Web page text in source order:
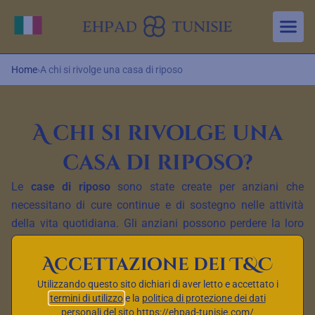
Aller au contenu principal
Cambia lingua
Home›A chi si rivolge una casa di riposo
A chi si rivolge una
casa di riposo?
Le case di ripososono state create per anziani che
necessitano di cure continue e di sostegno nelle attività
della vita quotidiana. Gli anziani possono perdere la loro
autonomia per varie ragioni — invecchiamento,
malattie
croniche , patologie neurologiche o disabilità fisiche. Le
case di riposo sono progettate per rispondere ai bisogni di
coloro che non possono più vivere a casa in sicurezza o in
Accettazione dei T&C
Utilizzando questo sito dichiari di aver letto e accettato i
termini di utilizzoe la politica di protezione dei dati
personalidel sito https://ehpad-tunisie.com/